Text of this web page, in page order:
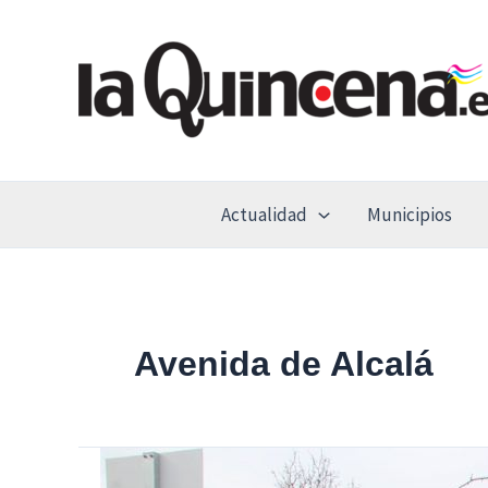
Actualidad Municipios
Avenida de Alcalá
Los